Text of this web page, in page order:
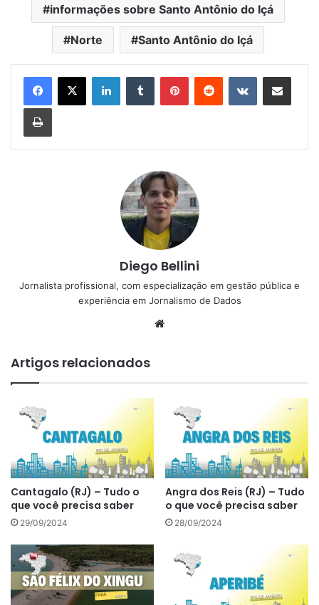
informações sobre Santo Antônio do Içá
Norte Santo Antônio do Içá
LinkedinTumblr PinterestReddit VK Compartilhar via e-mail
Imprimir
Diego Bellini
Jornalista profissional, com especialização em gestão pública e
experiência em Jornalismo de Dados
Artigos relacionados
Cantagalo (RJ) – Tudo o
que você precisa saber
29/09/2024
Angra dos Reis (RJ) – Tudo
o que você precisa saber
28/09/2024